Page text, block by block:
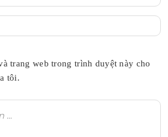
trang web trong trình duyệt này cho
tôi.